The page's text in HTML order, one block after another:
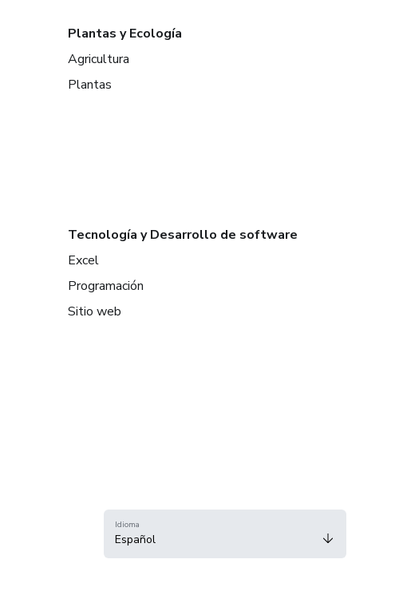
Plantas y Ecología
Agricultura
Plantas
Tecnología y Desarrollo de software
Excel
Programación
Sitio web
Idioma
Español